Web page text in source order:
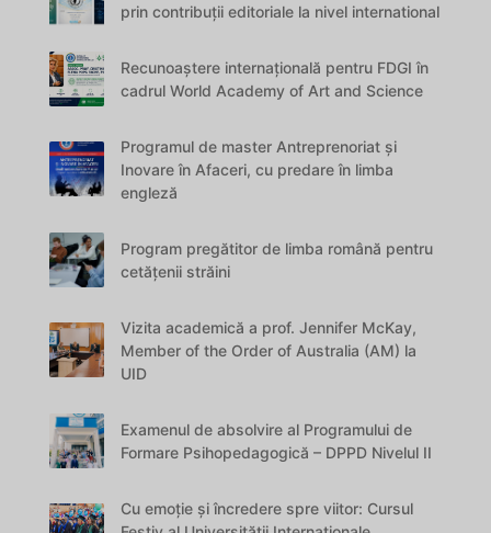
prin contribuții editoriale la nivel international
Recunoaștere internațională pentru FDGI în
cadrul World Academy of Art and Science
Programul de master Antreprenoriat și
Inovare în Afaceri, cu predare în limba
engleză
Program pregătitor de limba română pentru
cetățenii străini
Vizita academică a prof. Jennifer McKay,
Member of the Order of Australia (AM) la
UID
Examenul de absolvire al Programului de
Formare Psihopedagogică – DPPD Nivelul II
Cu emoție și încredere spre viitor: Cursul